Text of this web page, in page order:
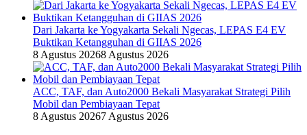
Dari Jakarta ke Yogyakarta Sekali Ngecas, LEPAS E4 EV
Buktikan Ketangguhan di GIIAS 2026
8 Agustus 20268 Agustus 2026
ACC, TAF, dan Auto2000 Bekali Masyarakat Strategi Pilih
Mobil dan Pembiayaan Tepat
8 Agustus 20267 Agustus 2026